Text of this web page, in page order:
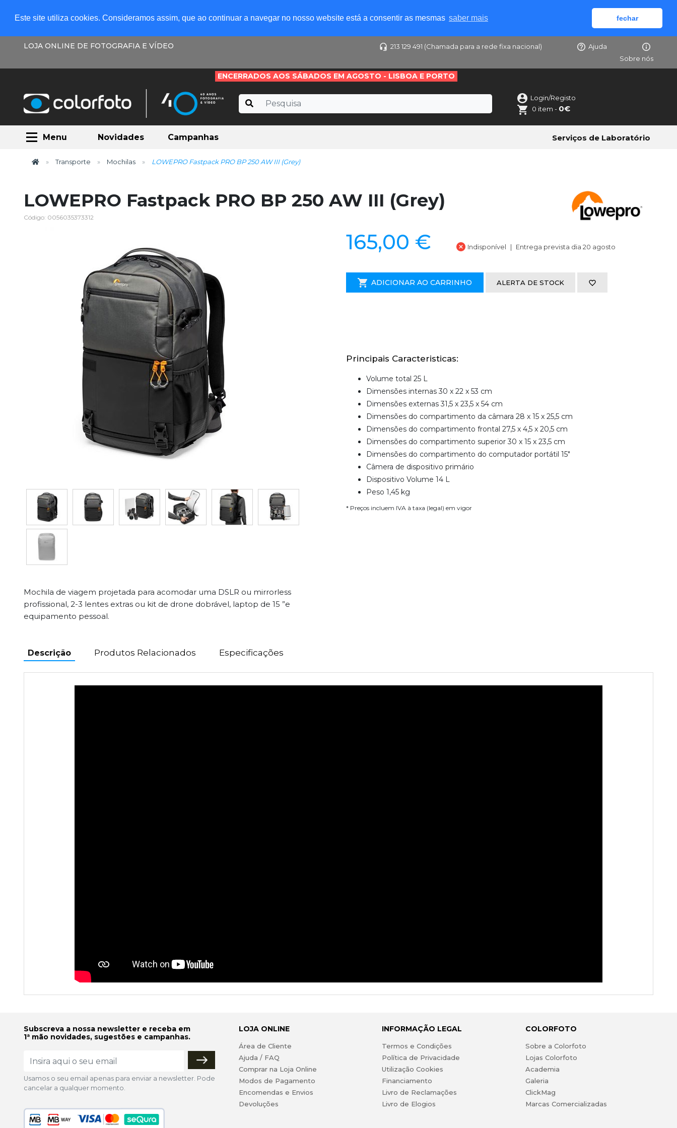
Este site utiliza cookies. Consideramos assim, que ao continuar a navegar no nosso website está a consentir as mesmas saber mais fechar
LOJA ONLINE DE FOTOGRAFIA E VÍDEO 213 129 491 (Chamada para a rede fixa nacional)
Ajuda
Sobre nós
ENCERRADOS AOS SÁBADOS EM AGOSTO - LISBOA E PORTO
Login/Registo
0 item - 0€
Menu Novidades Campanhas Serviços de Laboratório
Transporte Mochilas LOWEPRO Fastpack PRO BP 250 AW III (Grey)
LOWEPRO Fastpack PRO BP 250 AW III (Grey)
Código: 0056035373312
Mochila de viagem projetada para acomodar uma DSLR ou mirrorless
profissional, 2-3 lentes extras ou kit de drone dobrável, laptop de 15 ”e
equipamento pessoal.
165,00 € Indisponível Entrega prevista dia 20 agosto
ADICIONAR AO CARRINHO ALERTA DE STOCK
Principais Caracteristicas:
Volume total 25 L
Dimensões internas 30 x 22 x 53 cm
Dimensões externas 31,5 x 23,5 x 54 cm
Dimensões do compartimento da câmara 28 x 15 x 25,5 cm
Dimensões do compartimento frontal 27,5 x 4,5 x 20,5 cm
Dimensões do compartimento superior 30 x 15 x 23,5 cm
Dimensões do compartimento do computador portátil 15"
Câmera de dispositivo primário
Dispositivo Volume 14 L
Peso 1,45 kg
* Preços incluem IVA à taxa (legal) em vigor
Descrição Produtos Relacionados Especificações
Subscreva a nossa newsletter e receba em
1ª mão novidades, sugestões e campanhas.
Usamos o seu email apenas para enviar a newsletter. Pode
cancelar a qualquer momento.
LOJA ONLINE
Área de Cliente
Ajuda / FAQ
Comprar na Loja Online
Modos de Pagamento
Encomendas e Envios
Devoluções
INFORMAÇÃO LEGAL
Termos e Condições
Política de Privacidade
Utilização Cookies
Financiamento
Livro de Reclamações
Livro de Elogios
COLORFOTO
Sobre a Colorfoto
Lojas Colorfoto
Academia
Galeria
ClickMag
Marcas Comercializadas